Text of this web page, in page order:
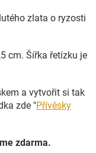
zlata o ryzosti
cm. Šířka řetízku je
a vytvořit si tak
zde "Přívěsky
zdarma.